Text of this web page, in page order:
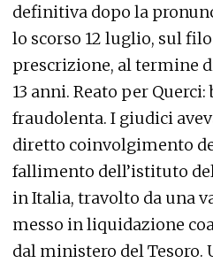
definitiva dopo la
lo scorso 12 luglio, sul
prescrizione, al termine
13 anni. Reato per
fraudolenta. I giudici
diretto coinvolgimento
fallimento dell’istituto
in Italia, travolto da una
messo in liquidazione
dal ministero del Tesoro.